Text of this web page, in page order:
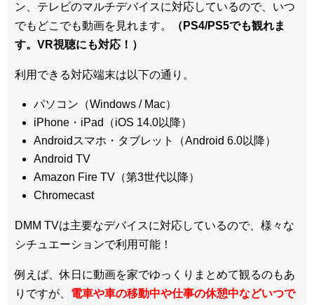
ン、テレビのマルチデバイスに対応しているので、いつ
でもどこでも動画を見れます。
（PS4/PS5でも観れま
す。VR視聴にも対応！）
利用できる対応端末は以下の通り。
パソコン（Windows / Mac）
iPhone・iPad（iOS 14.0以降）
Androidスマホ・タブレット（Android 6.0以降）
Android TV
Amazon Fire TV（第3世代以降）
Chromecast
DMM TVは主要なデバイスに対応しているので、 様々な
シチュエーションで利用可能！
例えば、休日に動画を家でゆっくりまとめて観るのもあ
りですが、 電車や車の移動中や仕事の休憩中などいつで